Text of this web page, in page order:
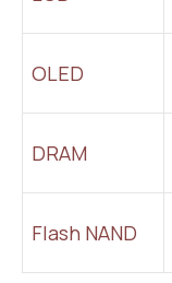
OLED
DRAM
Flash NAND